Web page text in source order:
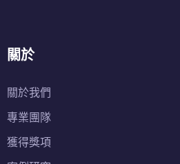
關於
關於我們
專業團隊
獲得獎項